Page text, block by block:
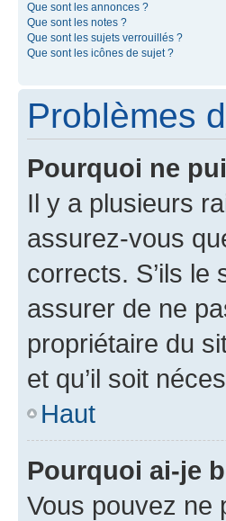
Que sont les annonces ?
Que sont les notes ?
Que sont les sujets verrouillés ?
Que sont les icônes de sujet ?
Problèmes
Pourquoi ne
Il y a plusieurs
assurez-vous
corrects. S’ils
assurer de ne
propriétaire du
et qu’il soit
Haut
Pourquoi ai-je
Vous pouvez ne